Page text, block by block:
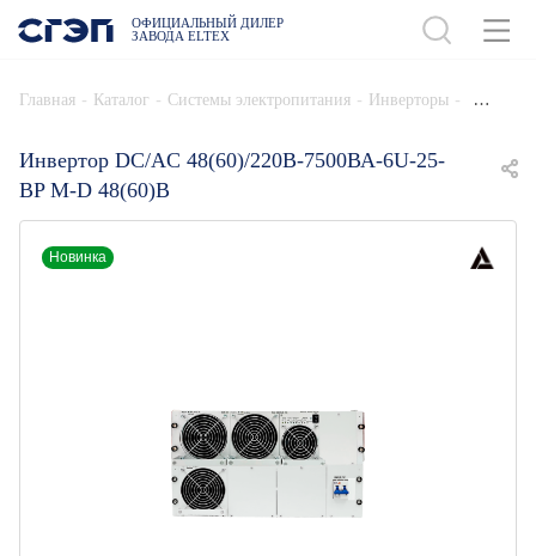
ОФИЦИАЛЬНЫЙ ДИЛЕР
ЗАВОДА ELTEX
Главная - Каталог - Системы электропитания - Инверторы -
Инвертор DC/AC 48(60)/220В-7500ВА-6U-25-
BP M-D 48(60)В
Новинка